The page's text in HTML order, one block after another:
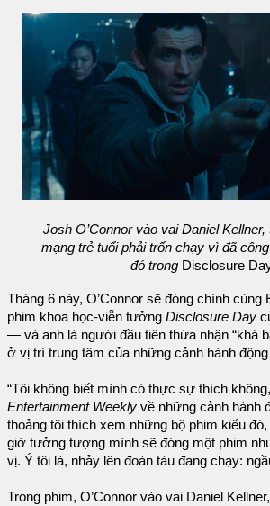
Josh O’Connor vào vai Daniel Kellner,
mạng trẻ tuổi phải trốn chạy vì đã
đó trong Disclosure
Tháng 6 này, O’Connor sẽ đóng chính cùng
phim khoa học-viễn tưởng Disclosure Day
— và anh là người đầu tiên thừa nhận “khá
ở vị trí trung tâm của những cảnh hành động
“Tôi không biết mình có thực sự thích
Entertainment Weekly về những cảnh hành
thoảng tôi thích xem những bộ phim kiểu
giờ tưởng tượng mình sẽ đóng một phim
vị. Ý tôi là, nhảy lên đoàn tàu đang chạy:
Trong phim, O’Connor vào vai Daniel